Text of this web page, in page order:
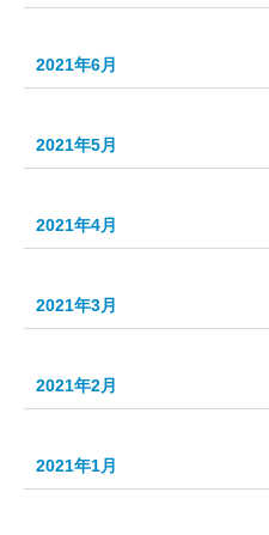
2021年6月
2021年5月
2021年4月
2021年3月
2021年2月
2021年1月